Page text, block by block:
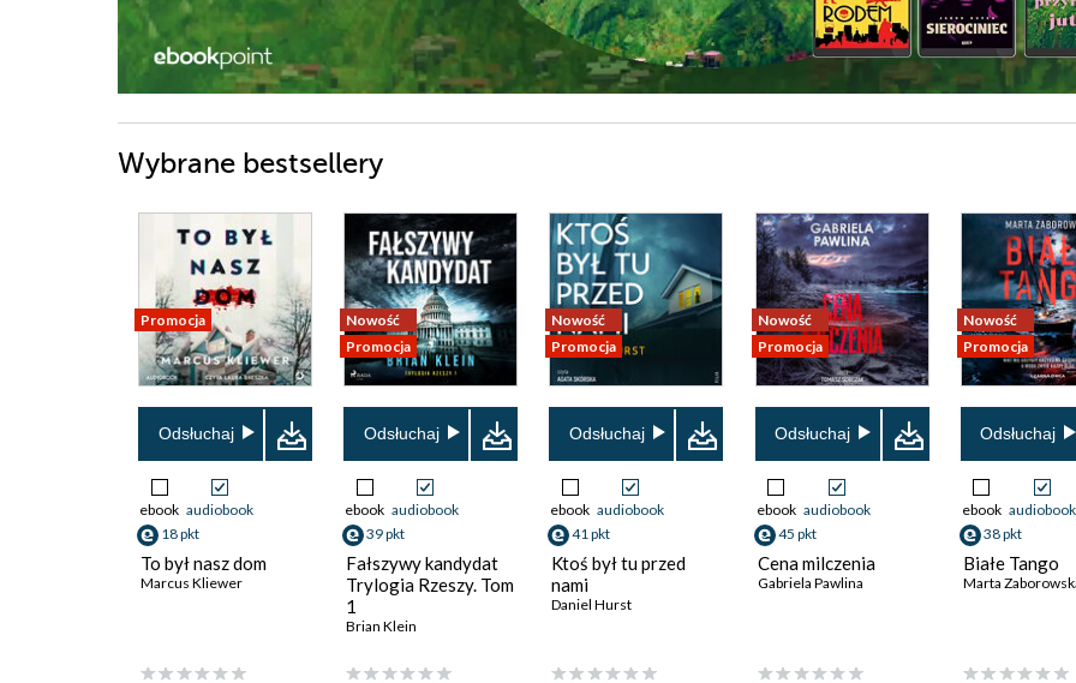
Wybrane bestsellery
Promocja
Odsłuchaj
ebook audiobook
18 pkt
To był nasz dom
Marcus Kliewer
Nowość
Promocja
Odsłuchaj
ebook audiobook
39 pkt
Fałszywy kandydat
Trylogia Rzeszy. Tom
1
Brian Klein
Nowość
Promocja
Odsłuchaj
ebook audiobook
41 pkt
Ktoś był tu przed
nami
Daniel Hurst
Nowość
Promocja
Odsłuchaj
ebook audiobook
45 pkt
Cena milczenia
Gabriela Pawlina
Nowość
Promocja
Odsłuchaj
ebook audiobook
38 pkt
Białe Tango
Marta